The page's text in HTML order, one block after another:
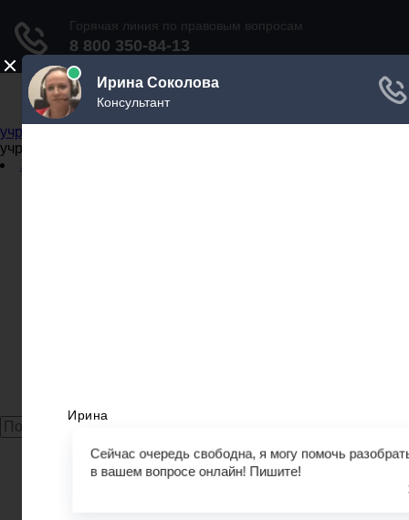
Не официальный справочник государственных
учреждений
учреждений
Задать вопрос юристу
Главная
Миграционные службы